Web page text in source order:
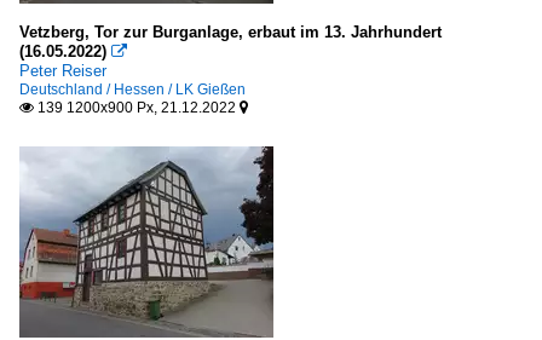
Deutschland
Sakrale Bauten
Deutschland
Türme
Deutschland
Brunnen, Denkmäler etc.
2020
2021
2022
Vetzberg, Tor zur Burganlage, erbaut im 13. Jahrhundert
(16.05.2022) 
Peter Reiser
Deutschland / Hessen / LK Gießen
 139 1200x900 Px, 21.12.2022 